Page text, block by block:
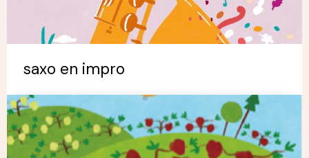
saxo en impro